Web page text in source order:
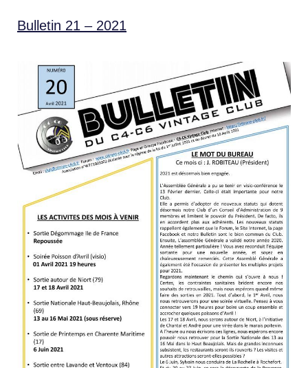
Bulletin 21 – 2021